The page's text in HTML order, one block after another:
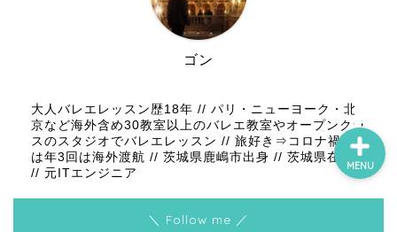
ゴン
大人バレエレッスン歴18年 // パリ・ニューヨーク・北
京など海外含め30教室以上のバレエ教室やオープンクラ
スのスタジオでバレエレッスン // 旅好き⇒コロナ禍前
は年3回は海外渡航 // 茨城県鹿嶋市出身 // 茨城県在住
// 元ITエンジニア
＼ Follow me ／
MENU